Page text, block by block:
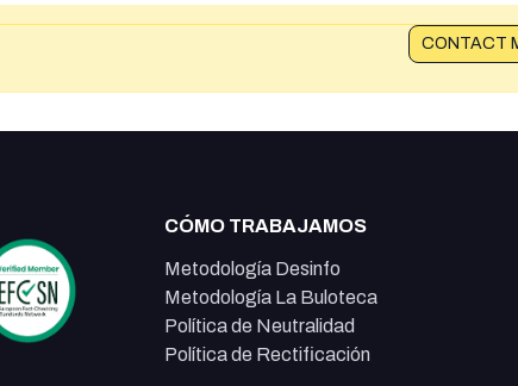
CONTACT
CÓMO TRABAJAMOS
Metodología Desinfo
Metodología La Buloteca
Política de Neutralidad
Política de Rectificación